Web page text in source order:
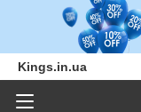
Kings.in.ua